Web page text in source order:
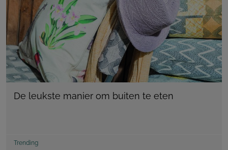
De leukste manier om buiten te eten
Trending